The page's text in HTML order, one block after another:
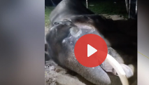
Play